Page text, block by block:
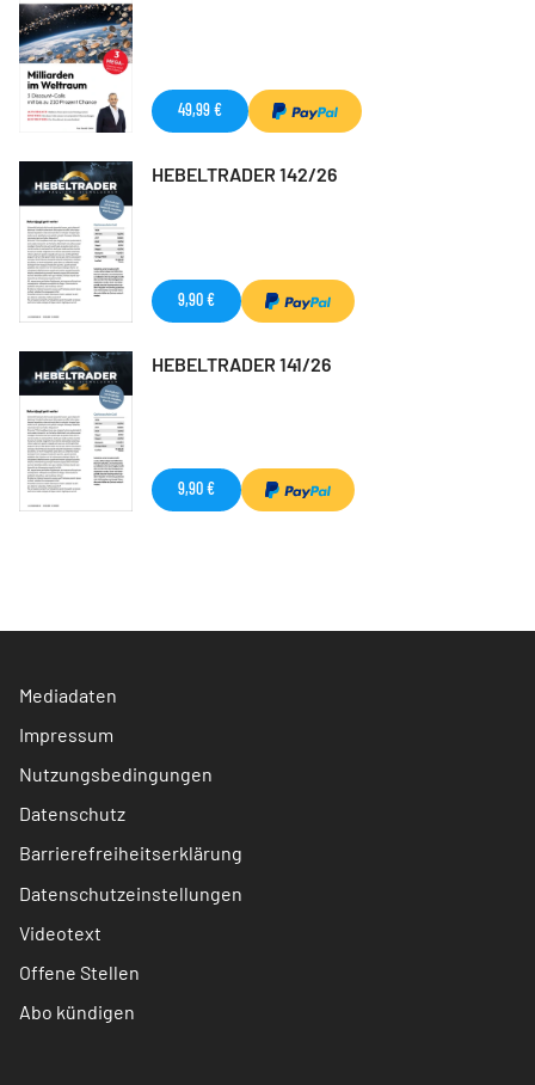
49,99 €
HEBELTRADER 142/26
9,90 €
HEBELTRADER 141/26
9,90 €
Mediadaten
Impressum
Nutzungsbedingungen
Datenschutz
Barrierefreiheitserklärung
Datenschutzeinstellungen
Videotext
Offene Stellen
Abo kündigen